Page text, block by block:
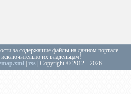
за содержащие файлы на данном портале.
их владельцам!
rss | Copyright © 2012 - 2026